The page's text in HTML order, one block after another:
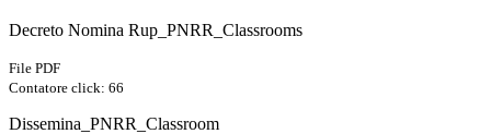
Decreto Nomina Rup_PNRR_Classrooms
File PDF
Contatore click: 66
Dissemina_PNRR_Classroom